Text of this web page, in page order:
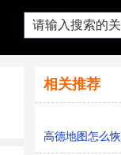
相关推荐
高德地图怎么